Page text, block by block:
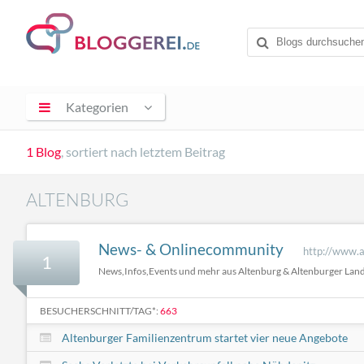
Kategorien
1 Blog, sortiert nach letztem Beitrag
ALTENBURG
1
News- & Onlinecommunity http://
News,Infos,Events und mehr aus Altenburg & Altenburger Land
BESUCHERSCHNITT/TAG*: 663
Altenburger Familienzentrum startet vier neue Angebote